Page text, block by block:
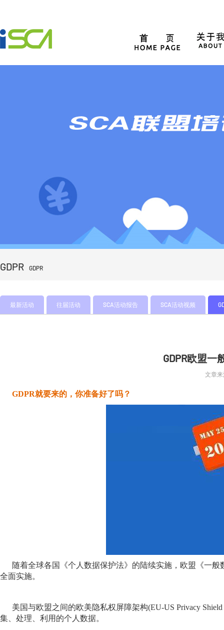
GDPR GDPR
最新活动 往届活动 SCA活动报告 SCA活动视频
GDPR欧盟
文章
GDPR就要来的，你准备好了吗？
随着全球各国《个人数据保护法》的陆续实施，欧盟《一般
全面实施。
美国与欧盟之间的欧美隐私权屏障架构(EU-US Privacy
集、处理、利用的个人数据。